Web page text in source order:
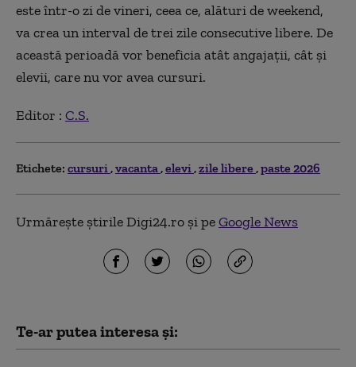
este într-o zi de vineri, ceea ce, alături de weekend,
va crea un interval de trei zile consecutive libere. De
această perioadă vor beneficia atât angajații, cât și
elevii, care nu vor avea cursuri.
Editor : C.S.
Etichete: cursuri vacanta elevi zile libere paste 2026
Urmărește știrile Digi24.ro și peGoogle News
Te-ar putea interesa și: